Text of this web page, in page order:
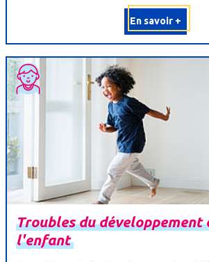
En savoir +
Troublesdudéveloppement
l'enfant